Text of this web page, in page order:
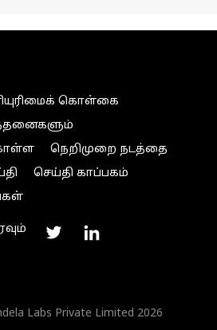
கொள்கை
நெறிமுறை நடத்தை
செய்தி காப்பகம்
Labs Private Limited 2026